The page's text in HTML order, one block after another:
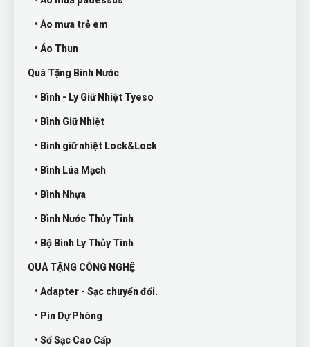
• Áo mưa trẻ em
• Áo Thun
Quà Tặng Bình Nước
• Bình - Ly Giữ Nhiệt Tyeso
• Bình Giữ Nhiệt
• Bình giữ nhiệt Lock&Lock
• Bình Lúa Mạch
• Bình Nhựa
• Bình Nước Thủy Tinh
• Bộ Bình Ly Thủy Tinh
QUÀ TẶNG CÔNG NGHỆ
• Adapter - Sạc chuyển đổi.
• Pin Dự Phòng
• Sổ Sạc Cao Cấp